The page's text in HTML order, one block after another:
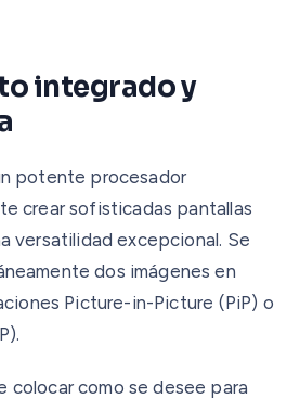
integrado y
potente procesador
crear sofisticadas pantallas
versatilidad excepcional. Se
dos imágenes en
Picture-in-Picture (PiP) o
colocar como se desee para